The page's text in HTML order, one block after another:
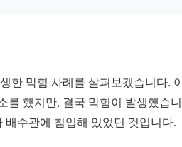
한 막힘 사례를 살펴보겠습니다.
를 했지만, 결국 막힘이 발생했습
수관에 침입해 있었던 것입니다.